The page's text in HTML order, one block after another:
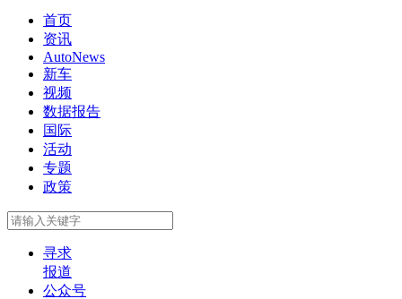
首页
资讯
AutoNews
新车
视频
数据报告
国际
活动
专题
政策
寻求
报道
公众号